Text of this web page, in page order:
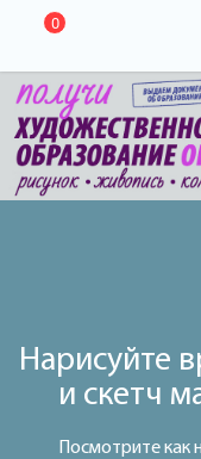
0
Нарисуйте
и скетч
Посмотрите как